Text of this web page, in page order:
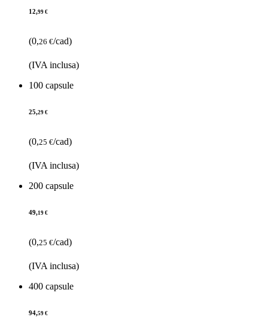
12,99 €
(0,26 €/cad)
(IVA inclusa)
100 capsule
25,29 €
(0,25 €/cad)
(IVA inclusa)
200 capsule
49,19 €
(0,25 €/cad)
(IVA inclusa)
400 capsule
94,59 €